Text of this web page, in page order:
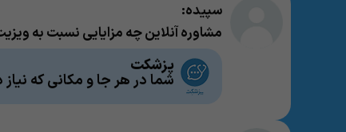
سپیده:
مشاوره آنلاین چه مزایایی نسبت به
پزشکت
شما در هر جا و مکانی که